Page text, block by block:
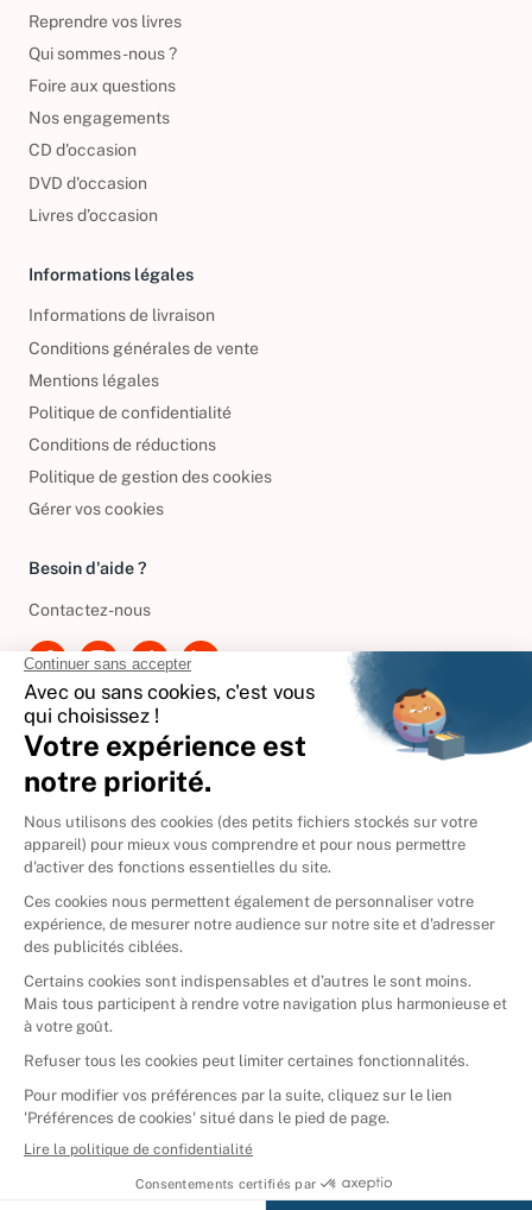
Reprendre vos livres
Qui sommes-nous ?
Foire aux questions
Nos engagements
CD d'occasion
DVD d'occasion
Livres d’occasion
Informations légales
Informations de livraison
Conditions générales de vente
Mentions légales
Politique de confidentialité
Conditions de réductions
Politique de gestion des cookies
Gérer vos cookies
Besoin d'aide ?
Contactez-nous
International
🇪🇸 Espagne
🇩🇪Allemagne
🇮🇹 Italie